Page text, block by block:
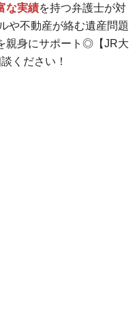
な実績を持つ弁護士が対
や不動産が絡む遺産問題
親身にサポート◎ 【JR大
ください！